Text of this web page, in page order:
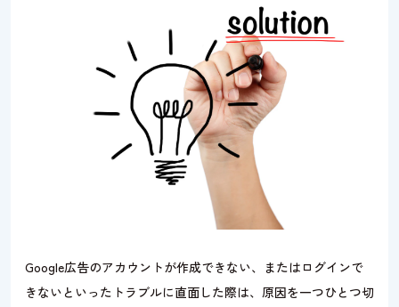
Google広告のアカウントが作成できない、またはログインで
きないといったトラブルに直面した際は、原因を一つひとつ切